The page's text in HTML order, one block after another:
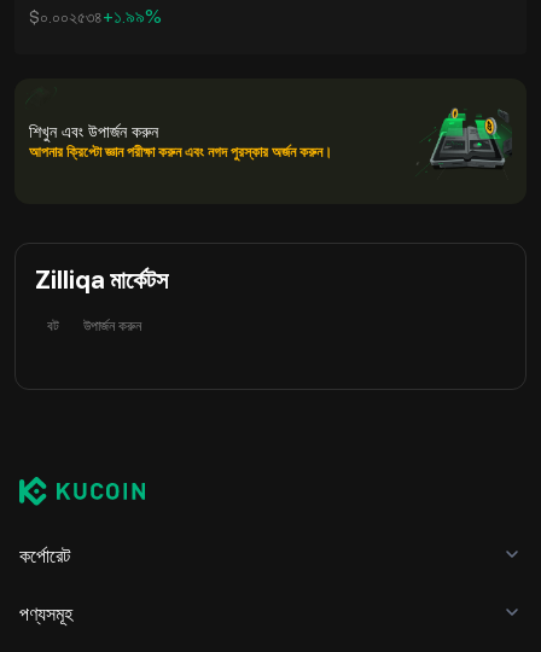
$০.০০২৫৩৪+১.৯৯%
শিখুন এবং উপার্জন করুন
আপনার ক্রিপ্টো জ্ঞান পরীক্ষা করুন এবং নগদ পুরস্কার অর্জন করুন।
Zilliqa মার্কেটস
বট উপার্জন করুন
কর্পোরেট
পণ্যসমূহ